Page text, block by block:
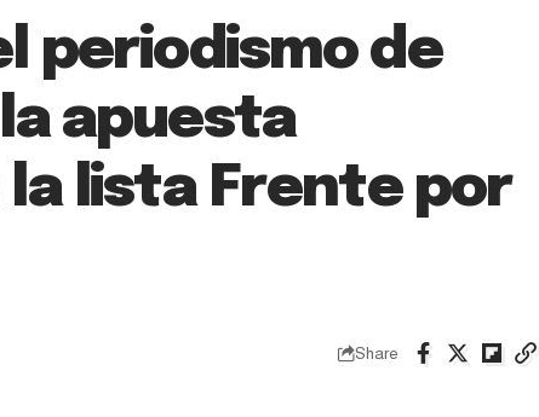
periodismo de
apuesta
lista Frente por
Share